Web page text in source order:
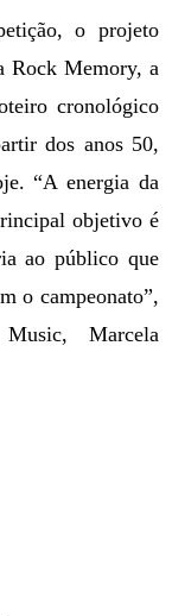
o projeto
Rock Memory, a
cronológico
dos anos 50,
“A energia da
objetivo é
ao público que
o campeonato”,
Marcela